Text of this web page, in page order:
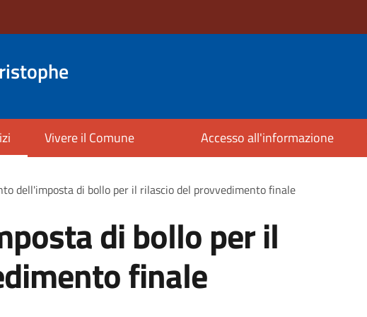
Vivere il Comune Accesso all'informazione
dell'imposta di bollo per il rilascio del provvedimento finale
di bollo per il
finale